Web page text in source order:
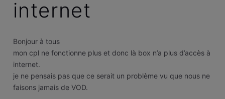
internet
Bonjour à tous
mon cpl ne fonctionne plus et donc là box n’a plus d’accès à
internet.
je ne pensais pas que ce serait un problème vu que nous ne
faisons jamais de VOD.